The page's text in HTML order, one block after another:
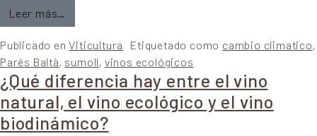
Leer más…
Publicado enViticultura Etiquetado como cambio climatico,
Parés Baltà, sumoll, vinos ecológicos
¿Qué diferencia hay entre el vino
natural, el vino ecológico y el vino
biodinámico?